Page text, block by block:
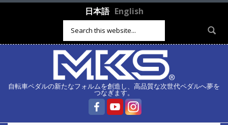
メインコンテンツに移動日本語 English
検索フォーム
自転車ペダルの新たなフォルムを創造し、高品質な次世代ペダルへ夢を
つなぎます。